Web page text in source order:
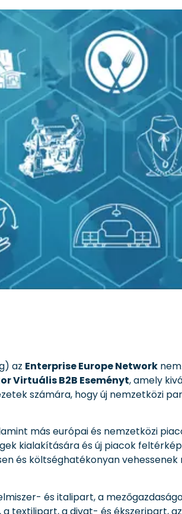
az Enterprise Europe Network
Virtuális B2B Eseményt, amely
számára, hogy új nemzetközi
más európai és nemzetközi
kialakítására és új piacok
és költséghatékonyan
és italipart, a
textilipart, a divat- és ékszeripart,